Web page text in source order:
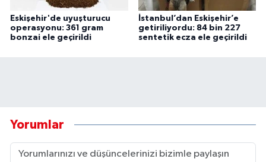
Eskişehir'de uyuşturucu
operasyonu: 361 gram
bonzai ele geçirildi
İstanbul’dan Eskişehir’e
getiriliyordu: 84 bin 227
sentetik ecza ele geçirildi
Yorumlar